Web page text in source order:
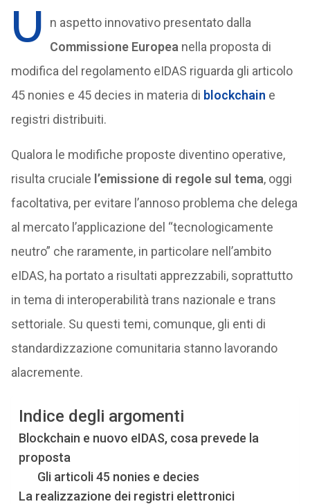
U
n aspetto innovativo presentato dalla
Commissione Europea nella proposta di
modifica del regolamento eIDAS riguarda gli articolo
45 nonies e 45 decies in materia di blockchain e
registri distribuiti.
Qualora le modifiche proposte diventino operative,
risulta cruciale l’emissione di regole sul tema, oggi
facoltativa, per evitare l’annoso problema che delega
al mercato l’applicazione del “tecnologicamente
neutro” che raramente, in particolare nell’ambito
eIDAS, ha portato a risultati apprezzabili, soprattutto
in tema di interoperabilità trans nazionale e trans
settoriale. Su questi temi, comunque, gli enti di
standardizzazione comunitaria stanno lavorando
alacremente.
Indice degli argomenti
Blockchain e nuovo eIDAS, cosa prevede la
proposta
Gli articoli 45 nonies e decies
La realizzazione dei registri elettronici